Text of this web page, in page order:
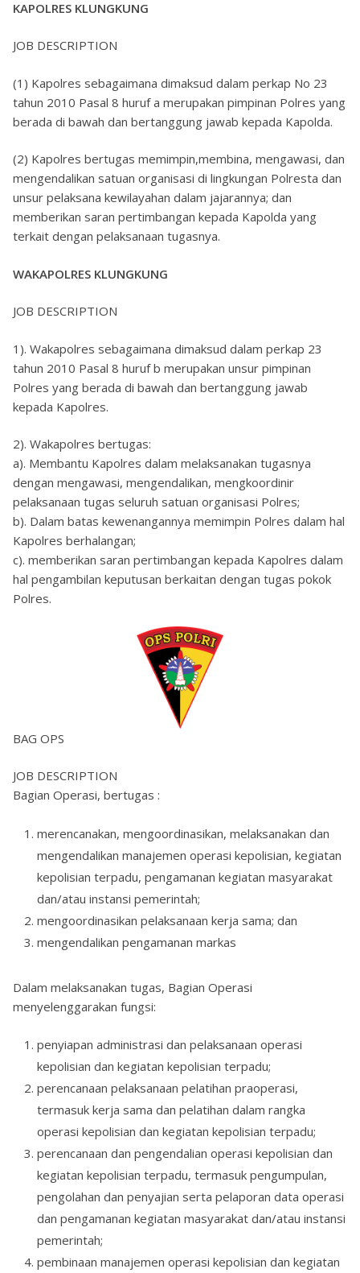
KAPOLRES KLUNGKUNG
JOB DESCRIPTION
(1) Kapolres sebagaimana dimaksud dalam perkap No 23
tahun 2010 Pasal 8 huruf a merupakan pimpinan Polres yang
berada di bawah dan bertanggung jawab kepada Kapolda.
(2) Kapolres bertugas memimpin,membina, mengawasi, dan
mengendalikan satuan organisasi di lingkungan Polresta dan
unsur pelaksana kewilayahan dalam jajarannya; dan
memberikan saran pertimbangan kepada Kapolda yang
terkait dengan pelaksanaan tugasnya.
WAKAPOLRES KLUNGKUNG
JOB DESCRIPTION
1). Wakapolres sebagaimana dimaksud dalam perkap 23
tahun 2010 Pasal 8 huruf b merupakan unsur pimpinan
Polres yang berada di bawah dan bertanggung jawab
kepada Kapolres.
2). Wakapolres bertugas:
a). Membantu Kapolres dalam melaksanakan tugasnya
dengan mengawasi, mengendalikan, mengkoordinir
pelaksanaan tugas seluruh satuan organisasi Polres;
b). Dalam batas kewenangannya memimpin Polres dalam hal
Kapolres berhalangan;
c). memberikan saran pertimbangan kepada Kapolres dalam
hal pengambilan keputusan berkaitan dengan tugas pokok
Polres.
BAG OPS
JOB DESCRIPTION
Bagian Operasi, bertugas :
merencanakan, mengoordinasikan, melaksanakan dan
mengendalikan manajemen operasi kepolisian, kegiatan
kepolisian terpadu, pengamanan kegiatan masyarakat
dan/atau instansi pemerintah;
mengoordinasikan pelaksanaan kerja sama; dan
mengendalikan pengamanan markas
Dalam melaksanakan tugas, Bagian Operasi
menyelenggarakan fungsi:
penyiapan administrasi dan pelaksanaan operasi
kepolisian dan kegiatan kepolisian terpadu;
perencanaan pelaksanaan pelatihan praoperasi,
termasuk kerja sama dan pelatihan dalam rangka
operasi kepolisian dan kegiatan kepolisian terpadu;
perencanaan dan pengendalian operasi kepolisian dan
kegiatan kepolisian terpadu, termasuk pengumpulan,
pengolahan dan penyajian serta pelaporan data operasi
dan pengamanan kegiatan masyarakat dan/atau instansi
pemerintah;
pembinaan manajemen operasi kepolisian dan kegiatan